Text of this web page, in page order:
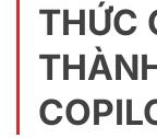
THỨC